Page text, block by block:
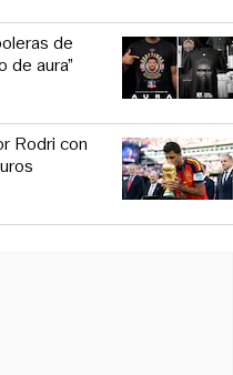
de
de aura”
Rodri con